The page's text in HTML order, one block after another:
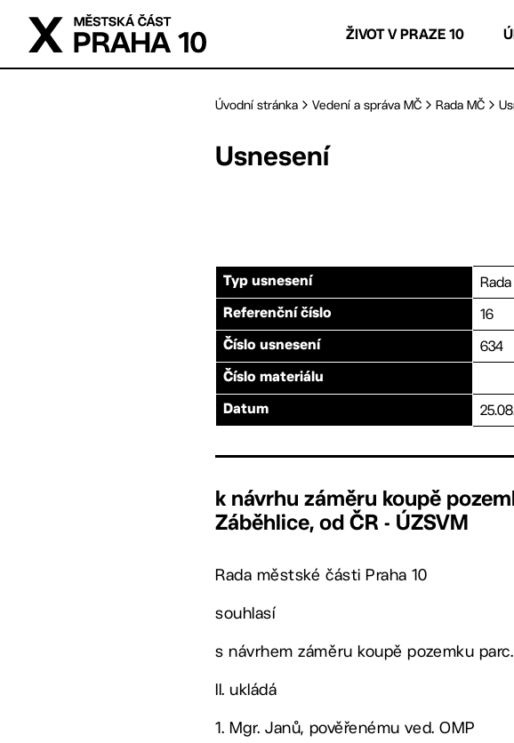
Přejít na hlavní obsah
ŽIVOT V PRAZE 10
Úvodní stránka Vedení a správa MČ Rada MČ
Usnesení
Typ usnesení Rada
Referenční číslo 16
Číslo usnesení 634
Číslo materiálu
Datum
k návrhu záměru koupě
Záběhlice, od ČR - ÚZSVM
Rada městské části Praha 10
souhlasí
s návrhem záměru koupě pozemku
II. ukládá
1. Mgr. Janů, pověřenému ved. OMP